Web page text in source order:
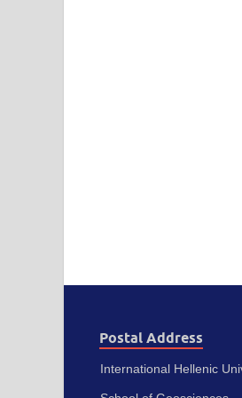
Postal Address
International Hellenic